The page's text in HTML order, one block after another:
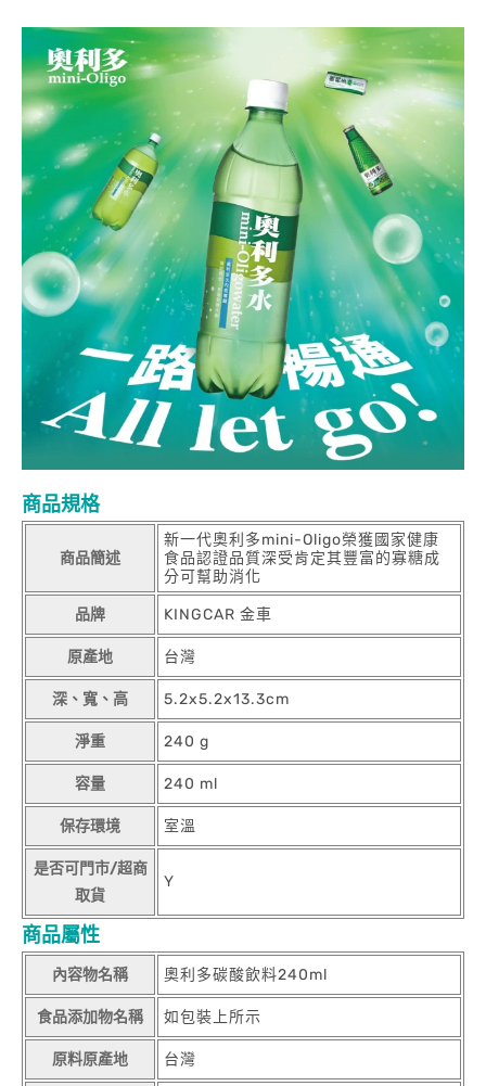
商品規格
商品簡述
新一代奧利多mini-Oligo榮獲國家健康
食品認證品質深受肯定其豐富的寡糖成
分可幫助消化
品牌 KINGCAR 金車
原產地 台灣
深、寬、高 5.2x5.2x13.3cm
淨重 240 g
容量 240 ml
保存環境 室溫
是否可門市/超商
取貨
Y
商品屬性
內容物名稱 奧利多碳酸飲料240ml
食品添加物名稱 如包裝上所示
原料原產地 台灣